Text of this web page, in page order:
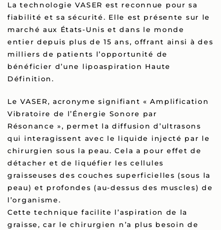
La technologie VASER est reconnue pour sa
fiabilité et sa sécurité. Elle est présente sur le
marché aux États-Unis et dans le monde
entier depuis plus de 15 ans, offrant ainsi à des
milliers de patients l’opportunité de
bénéficier d’une lipoaspiration Haute
Définition.
Le VASER, acronyme signifiant « Amplification
Vibratoire de l’Énergie Sonore par
Résonance », permet la diffusion d’ultrasons
qui interagissent avec le liquide injecté par le
chirurgien sous la peau. Cela a pour effet de
détacher et de liquéfier les cellules
graisseuses des couches superficielles (sous la
peau) et profondes (au-dessus des muscles) de
l’organisme.
Cette technique facilite l’aspiration de la
graisse, car le chirurgien n’a plus besoin de